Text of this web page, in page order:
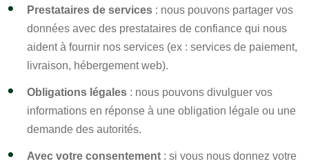
Prestataires de services : nous pouvons partager vos
données avec des prestataires de confiance qui nous
aident à fournir nos services (ex : services de paiement,
livraison, hébergement web).
Obligations légales : nous pouvons divulguer vos
informations en réponse à une obligation légale ou une
demande des autorités.
Avec votre consentement : si vous nous donnez votre